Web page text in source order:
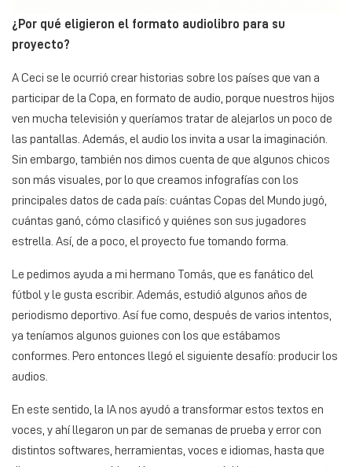
¿Por qué eligieron el formato audiolibro para su
proyecto?
A Ceci se le ocurrió crear historias sobre los países que van a
participar de la Copa, en formato de audio, porque nuestros hijos
ven mucha televisión y queríamos tratar de alejarlos un poco de
las pantallas. Además, el audio los invita a usar la imaginación.
Sin embargo, también nos dimos cuenta de que algunos chicos
son más visuales, por lo que creamos infografías con los
principales datos de cada país: cuántas Copas del Mundo jugó,
cuántas ganó, cómo clasificó y quiénes son sus jugadores
estrella. Así, de a poco, el proyecto fue tomando forma.
Le pedimos ayuda a mi hermano Tomás, que es fanático del
fútbol y le gusta escribir. Además, estudió algunos años de
periodismo deportivo. Así fue como, después de varios intentos,
ya teníamos algunos guiones con los que estábamos
conformes. Pero entonces llegó el siguiente desafío: producir los
audios.
En este sentido, la IA nos ayudó a transformar estos textos en
voces, y ahí llegaron un par de semanas de prueba y error con
distintos softwares, herramientas, voces e idiomas, hasta que